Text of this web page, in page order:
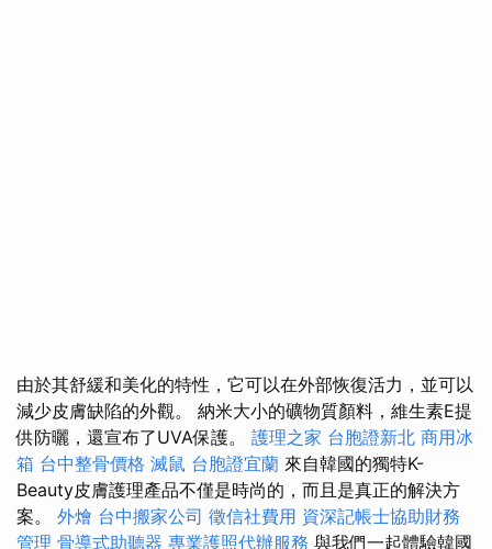
由於其舒緩和美化的特性，它可以在外部恢復活力，並可以
減少皮膚缺陷的外觀。 納米大小的礦物質顏料，維生素E提
供防曬，還宣布了UVA保護。 護理之家 台胞證新北 商用冰
箱 台中整骨價格 滅鼠 台胞證宜蘭 來自韓國的獨特K-
Beauty皮膚護理產品不僅是時尚的，而且是真正的解決方
案。 外燴 台中搬家公司 徵信社費用 資深記帳士協助財務
管理 骨導式助聽器 專業護照代辦服務 與我們一起體驗韓國